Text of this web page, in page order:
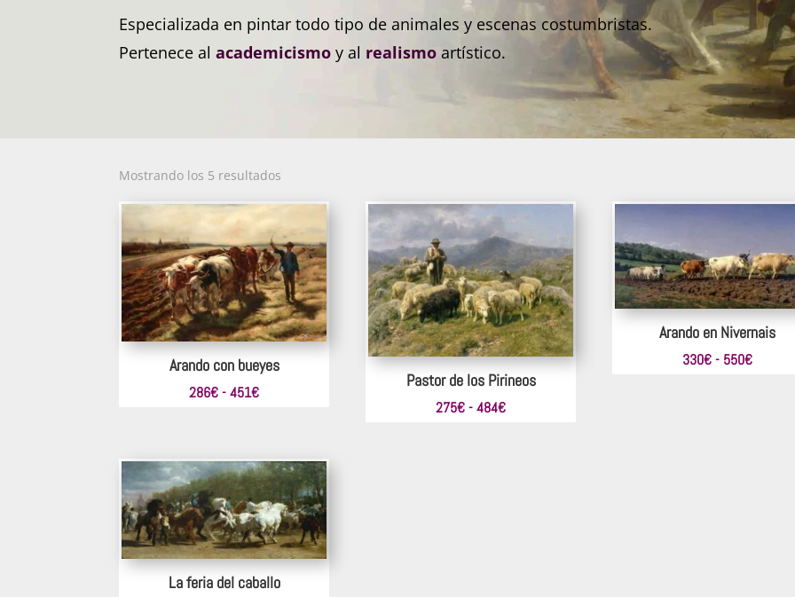
Especializada en pintar todo tipo de animales y escenas costumbristas.
Pertenece al academicismo y al realismo artístico.
Mostrando los 5 resultados
últimos
Arando con bueyes
286€ - 451€Rango
desde
286€
hasta
451€
Pastor de los Pirineos
275€ - 484€Rango
Arando en Nivernais
330€ - 550€Rango
La feria del caballo